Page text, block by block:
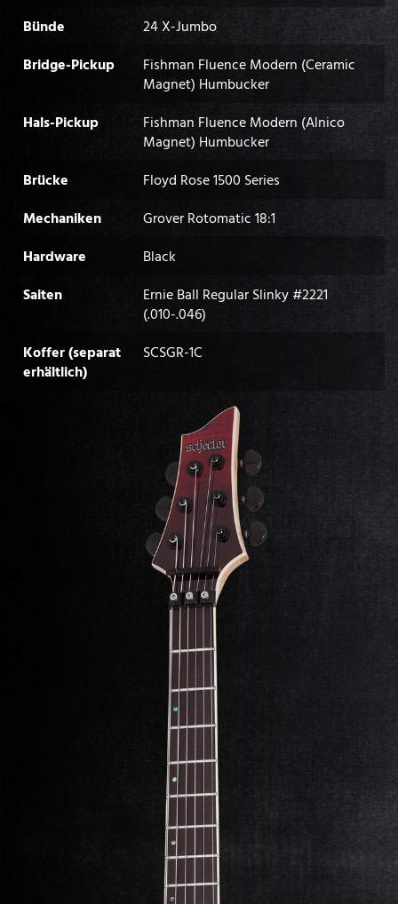
Bünde
24 X-Jumbo
Bridge-Pickup
Fishman Fluence Modern (Ceramic
Magnet) Humbucker
Hals-Pickup
Fishman Fluence Modern (Alnico
Magnet) Humbucker
Brücke
Floyd Rose 1500 Series
Mechaniken
Grover Rotomatic 18:1
Hardware
Black
Saiten
Ernie Ball Regular Slinky #2221
(.010-.046)
Koffer (separat
erhältlich)
SCSGR-1C